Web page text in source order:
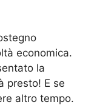
economica.
la
presto! E se
altro tempo.